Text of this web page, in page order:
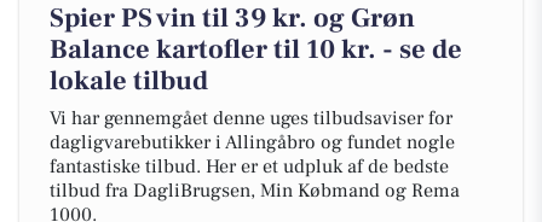
Spier PS vin til 39 kr. og Grøn
Balance kartofler til 10 kr. - se de
lokale tilbud
Vi har gennemgået denne uges tilbudsaviser for
dagligvarebutikker i Allingåbro og fundet nogle
fantastiske tilbud. Her er et udpluk af de bedste
tilbud fra DagliBrugsen, Min Købmand og Rema
1000.